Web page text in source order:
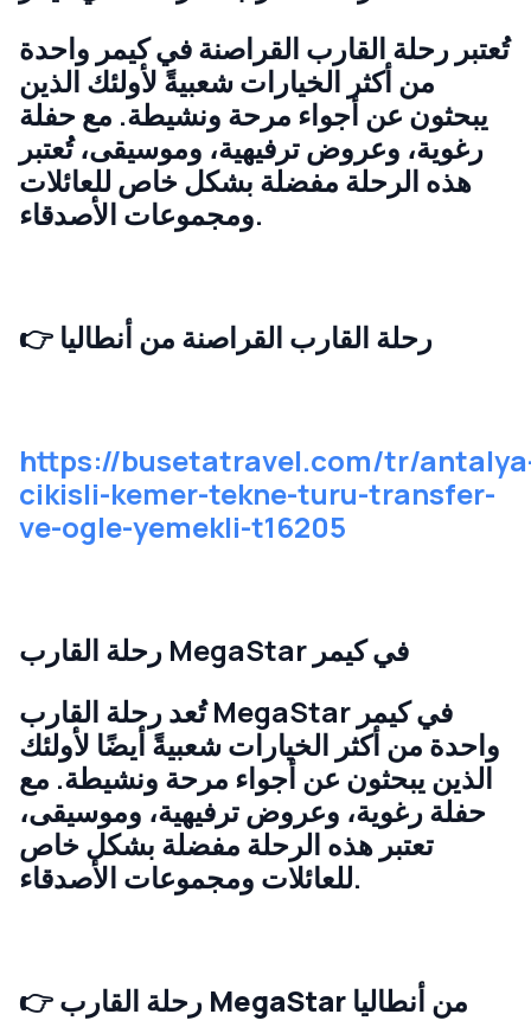
تُعتبر رحلة القارب القراصنة في كيمر واحدة
من أكثر الخيارات شعبيةً لأولئك الذين
يبحثون عن أجواء مرحة ونشيطة. مع حفلة
رغوية، وعروض ترفيهية، وموسيقى، تُعتبر
هذه الرحلة مفضلة بشكل خاص للعائلات
ومجموعات الأصدقاء.
👉 رحلة القارب القراصنة من أنطاليا
https://busetatravel.com/tr/
cikisli-kemer-tekne-turu-transfer-
ve-ogle-yemekli-t16205
رحلة القارب MegaStar في كيمر
تُعد رحلة القارب MegaStar في كيمر
واحدة من أكثر الخيارات شعبيةً أيضًا لأولئك
الذين يبحثون عن أجواء مرحة ونشيطة. مع
حفلة رغوية، وعروض ترفيهية، وموسيقى،
تعتبر هذه الرحلة مفضلة بشكل خاص
للعائلات ومجموعات الأصدقاء.
👉 رحلة القارب MegaStar من أنطاليا